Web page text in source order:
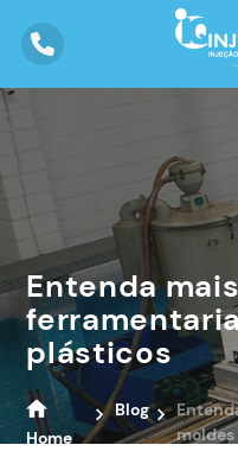
Entenda
plásticos
Home
Blog